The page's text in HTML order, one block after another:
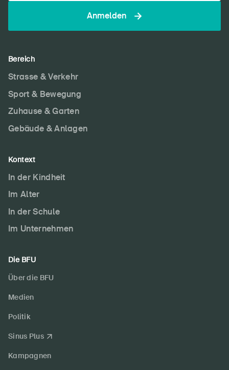
Anmelden
Bereich
Strasse & Verkehr
Sport & Bewegung
Zuhause & Garten
Gebäude & Anlagen
Kontext
In der Kindheit
Im Alter
In der Schule
Im Unternehmen
Die BFU
Über die BFU
Medien
Politik
Sinus Plus
Kampagnen